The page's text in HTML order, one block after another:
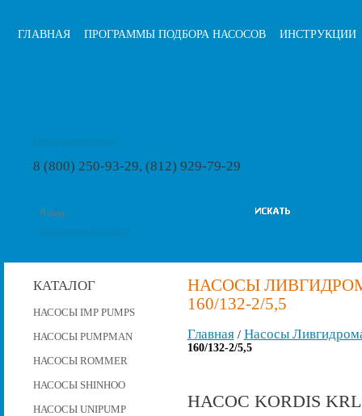
ГЛАВНАЯ ПРОГРАММЫ ПОДБОРА НАСОСОВ ИНСТРУКЦИИ
8 (800) 250-93-29, (812) 929-79-29
КАТАЛОГ
НАСОСЫ IMP PUMPS
НАСОСЫ PUMPMAN
НАСОСЫ ROMMER
НАСОСЫ SHINHOO
НАСОСЫ UNIPUMP
НАСОСЫ
160/132-2/5,5
Главная/ Насосы
160/132-2/5,5
НАСОС KORDIS KRL